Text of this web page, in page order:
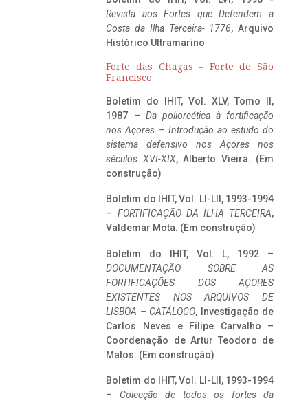
Revista aos Fortes que Defendem a
Costa da Ilha Terceira- 1776, Arquivo
Histórico Ultramarino
Forte das Chagas – Forte de São
Francisco
Boletim do IHIT, Vol. XLV, Tomo II,
1987 – Da poliorcética à fortificação
nos Açores – Introdução ao estudo do
sistema defensivo nos Açores nos
séculos XVI-XIX, Alberto Vieira. (Em
construção)
Boletim do IHIT, Vol. LI-LII, 1993-1994
– FORTIFICAÇÃO DA ILHA TERCEIRA,
Valdemar Mota. (Em construção)
Boletim do IHIT, Vol. L, 1992 –
DOCUMENTAÇÃO SOBRE AS
FORTIFICAÇÕES DOS AÇORES
EXISTENTES NOS ARQUIVOS DE
LISBOA – CATÁLOGO, Investigação de
Carlos Neves e Filipe Carvalho –
Coordenação de Artur Teodoro de
Matos. (Em construção)
Boletim do IHIT, Vol. LI-LII, 1993-1994
– Colecção de todos os fortes da